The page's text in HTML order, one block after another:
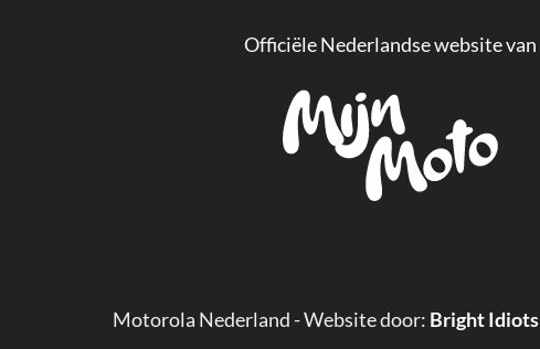
Officiële Nederlandse website van
Motorola Nederland - Website door: Bright Idiots